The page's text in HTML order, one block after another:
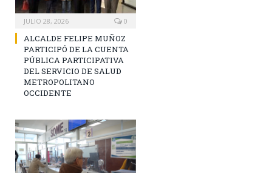
JULIO 28, 2026 0
ALCALDE FELIPE MUÑOZ
PARTICIPÓ DE LA CUENTA
PÚBLICA PARTICIPATIVA
DEL SERVICIO DE SALUD
METROPOLITANO
OCCIDENTE